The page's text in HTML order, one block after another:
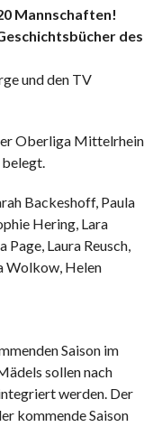
Mannschaften!
des
und den TV
Oberliga Mittelrhein
belegt.
Backeshoff, Paula
Hering, Lara
Laura Reusch,
Wolkow, Helen
Saison im
sollen nach
werden. Der
kommende Saison